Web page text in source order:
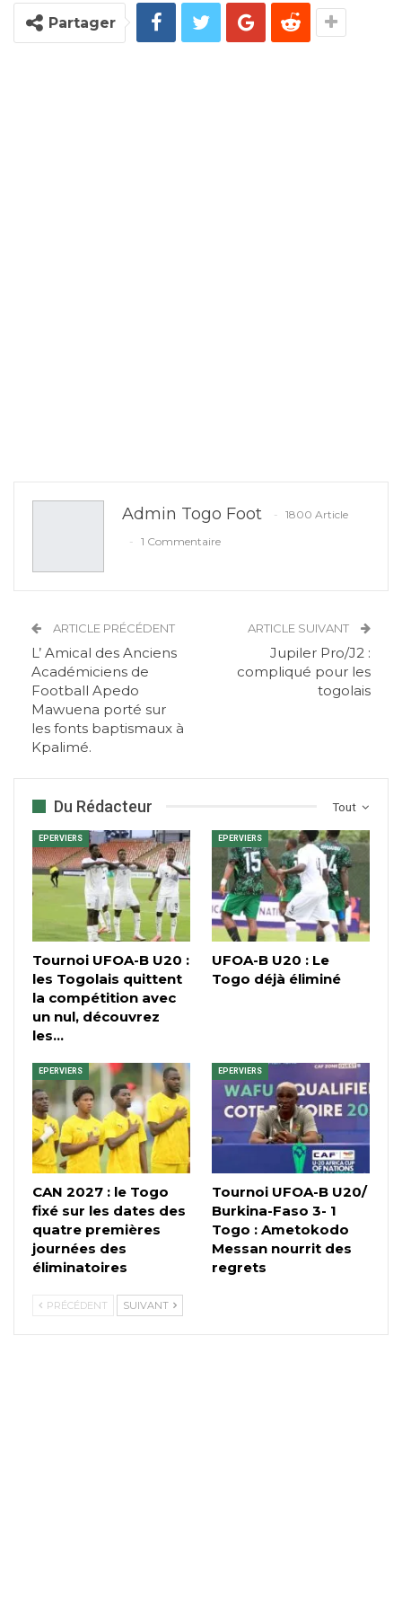
Partager
Admin Togo Foot
1800 Article
1 Commentaire
ARTICLE PRÉCÉDENT
L’ Amical des Anciens
Académiciens de
Football Apedo
Mawuena porté sur
les fonts baptismaux à
Kpalimé.
ARTICLE SUIVANT
Jupiler Pro/J2 :
compliqué pour les
togolais
Tout
Du Rédacteur
EPERVIERS
Tournoi UFOA-B U20 :
les Togolais quittent
la compétition avec
un nul, découvrez
les…
EPERVIERS
UFOA-B U20 : Le
Togo déjà éliminé
EPERVIERS
CAN 2027 : le Togo
fixé sur les dates des
quatre premières
journées des
éliminatoires
EPERVIERS
Tournoi UFOA-B U20/
Burkina-Faso 3- 1
Togo : Ametokodo
Messan nourrit des
regrets
PRÉCÉDENT SUIVANT